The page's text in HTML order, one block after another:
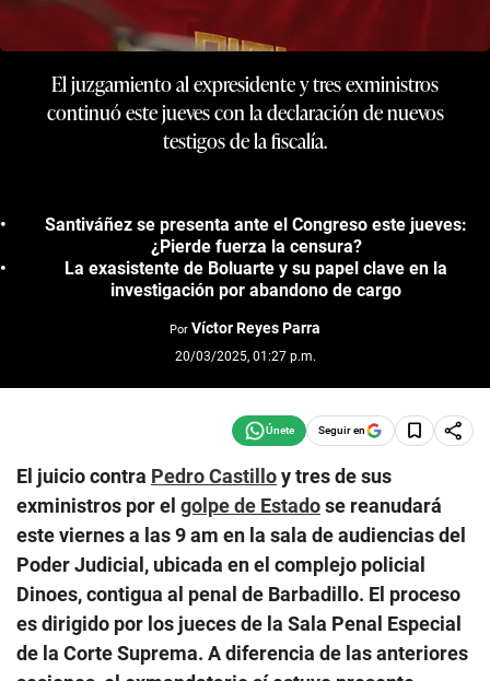
El juzgamiento al expresidente y tres exministros
continuó este jueves con la declaración de nuevos
testigos de la fiscalía.
Santiváñez se presenta ante el Congreso este jueves:
¿Pierde fuerza la censura?
La exasistente de Boluarte y su papel clave en la
investigación por abandono de cargo
Por Víctor Reyes Parra
20/03/2025, 01:27 p.m.
Seguir en
El juicio contra Pedro Castilloy tres de sus
exministros por el golpe de Estadose reanudará
este viernes a las 9 am en la sala de audiencias del
Poder Judicial, ubicada en el complejo policial
Dinoes, contigua al penal de Barbadillo. El proceso
es dirigido por los jueces de la Sala Penal Especial
de la Corte Suprema. A diferencia de las anteriores